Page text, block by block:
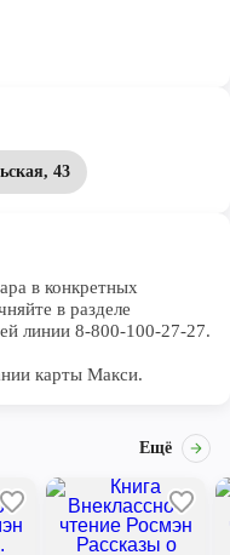
43
в конкретных
в разделе
линии 8-800-100-27-27.
карты Макси.
Ещё